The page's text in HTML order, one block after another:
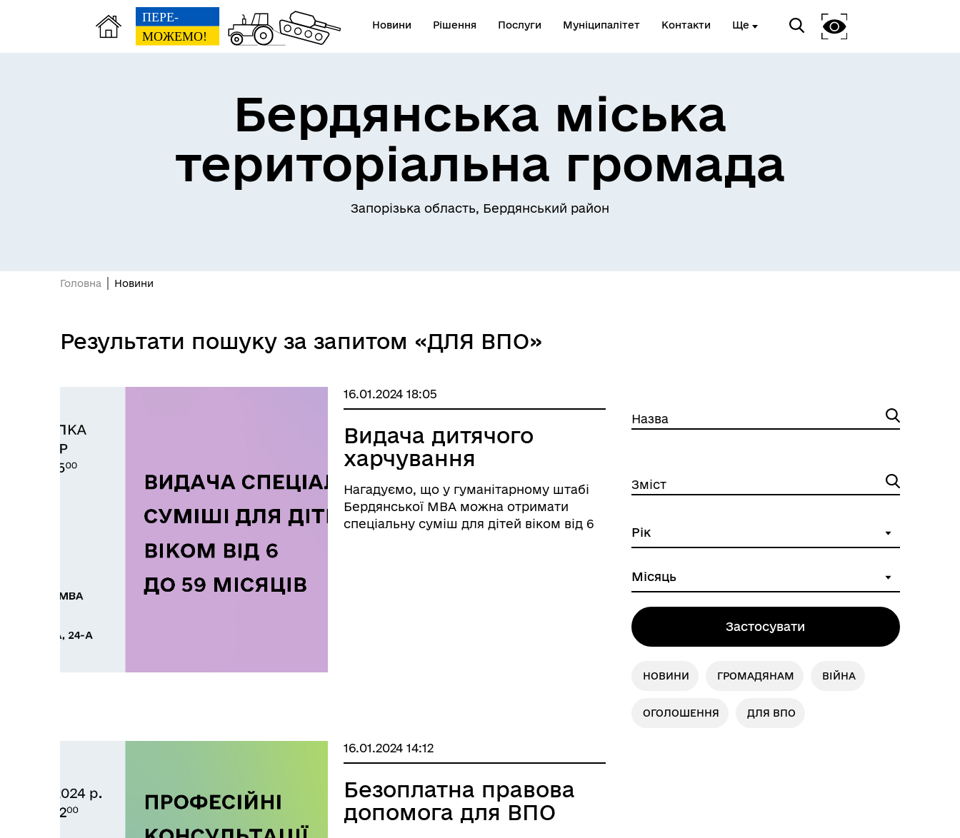
Новини Рішення Послуги Муніципалітет Контакти Ще
Бердянська міська
територіальна громада
Запорізька область, Бердянський район
Головна Новини
Результати пошуку за запитом «ДЛЯ ВПО»
16.01.2024 18:05
Видача дитячого
харчування
Нагадуємо, що у гуманітарному штабі
Бердянської МВА можна отримати
спеціальну суміш для дітей віком від 6
16.01.2024 14:12
Безоплатна правова
допомога для ВПО
Назва
Зміст
Застосувати
НОВИНИ ГРОМАДЯНАМ ВІЙНА
ОГОЛОШЕННЯ ДЛЯ ВПО